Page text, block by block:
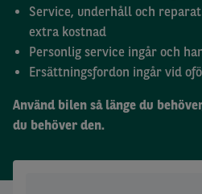
Service, underhåll och
extra kostnad
Personlig service ingår och
Ersättningsfordon ingår vid
Använd bilen så länge du
du behöver den.